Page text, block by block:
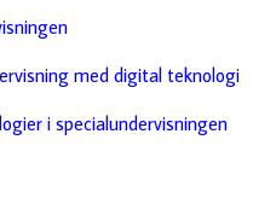
med digital teknologi
i specialundervisningen